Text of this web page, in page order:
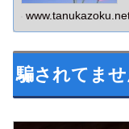
騙されてま